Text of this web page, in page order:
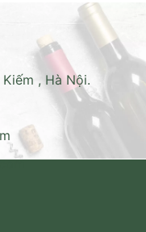
, Hà Nội.